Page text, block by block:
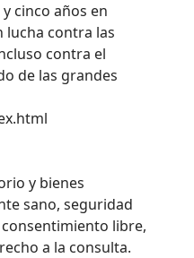
cinco años en
lucha contra las
contra el
de las grandes
y bienes
sano, seguridad
libre,
a la consulta.